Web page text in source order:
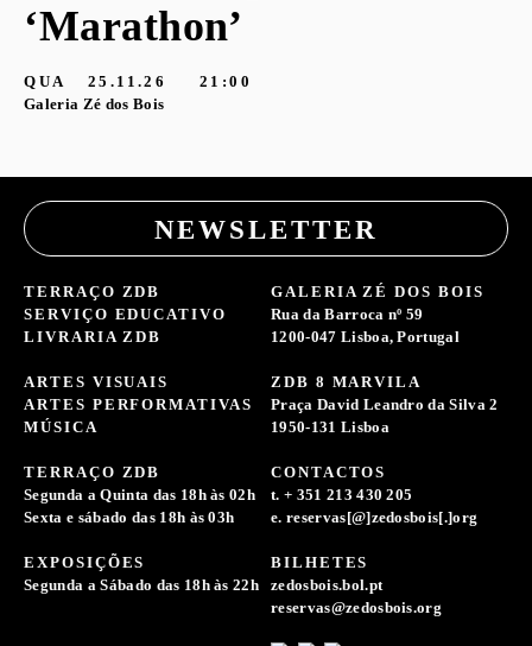
‘Marathon’
QUA 25.11.26
21:00
Galeria Zé dos Bois
NEWSLETTER
TERRAÇO ZDB
SERVIÇO EDUCATIVO
LIVRARIA ZDB
ARTES VISUAIS
ARTES PERFORMATIVAS
MÚSICA
GALERIA ZÉ DOS BOIS
Rua da Barroca nº 59
1200-047 Lisboa, Portugal
ZDB 8 MARVILA
Praça David Leandro da Silva 2
1950-131 Lisboa
TERRAÇO ZDB
Segunda a Quinta das 18h às 02h
Sexta e sábado das 18h às 03h
EXPOSIÇÕES
Segunda a Sábado das 18h às 22h
CONTACTOS
t. + 351 213 430 205
e. reservas[@]zedosbois[.]org
BILHETES
zedosbois.bol.pt
reservas@zedosbois.org